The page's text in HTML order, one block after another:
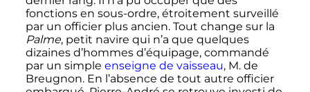
fonctions en sous-ordre, étroitement surveillé
par un officier plus ancien. Tout change sur la
Palme, petit navire qui n’a que quelques
dizaines d’hommes d’équipage, commandé
par un simple enseigne de vaisseau, M. de
Breugnon. En l’absence de tout autre officier